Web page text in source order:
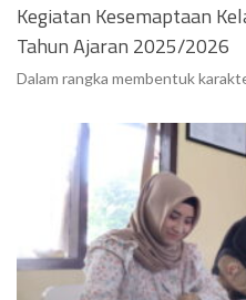
Kegiatan Kesemaptaan
Tahun Ajaran 2025/2026
Dalam rangka membentuk